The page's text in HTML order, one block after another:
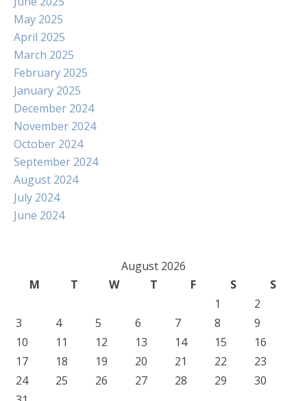
May 2025
April 2025
March 2025
February 2025
January 2025
December 2024
November 2024
October 2024
September 2024
August 2024
July 2024
June 2024
August 2026
M
T W T F S
S
1
2
3
4 5 6 7 8
9
10
11 12 13 14 15
16
17
18 19 20 21 22
23
24
25 26 27 28 29
30